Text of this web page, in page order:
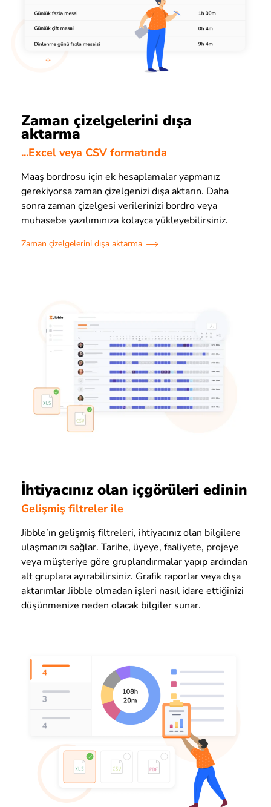
Zaman çizelgelerini dışa
aktarma
...Excel veya CSV formatında
Maaş bordrosu için ek hesaplamalar yapmanız
gerekiyorsa zaman çizelgenizi dışa aktarın. Daha
sonra zaman çizelgesi verilerinizi bordro veya
muhasebe yazılımınıza kolayca yükleyebilirsiniz.
Zaman çizelgelerini dışa aktarma
İhtiyacınız olan içgörüleri edinin
Gelişmiş filtreler ile
Jibble’ın gelişmiş filtreleri, ihtiyacınız olan bilgilere
ulaşmanızı sağlar. Tarihe, üyeye, faaliyete, projeye
veya müşteriye göre gruplandırmalar yapıp ardından
alt gruplara ayırabilirsiniz. Grafik raporlar veya dışa
aktarımlar Jibble olmadan işleri nasıl idare ettiğinizi
düşünmenize neden olacak bilgiler sunar.